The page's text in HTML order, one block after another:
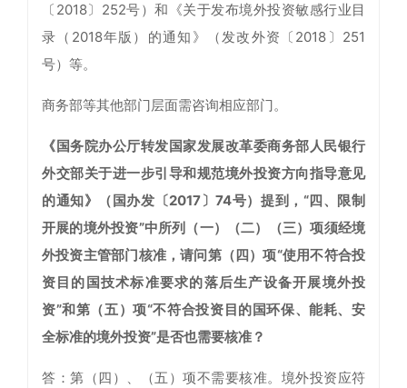
〔2018〕252号）和《关于发布境外投资敏感行业目
录（2018年版）的通知》（发改外资〔2018〕251
号）等。
商务部等其他部门层面需咨询相应部门。
《国务院办公厅转发国家发展改革委商务部人民银行
外交部关于进一步引导和规范境外投资方向指导意见
的通知》（国办发〔2017〕74号）提到，“四、限制
开展的境外投资”中所列（一）（二）（三）项须经境
外投资主管部门核准，请问第（四）项“使用不符合投
资目的国技术标准要求的落后生产设备开展境外投
资”和第（五）项“不符合投资目的国环保、能耗、安
全标准的境外投资”是否也需要核准？
答：第（四）、（五）项不需要核准。境外投资应符